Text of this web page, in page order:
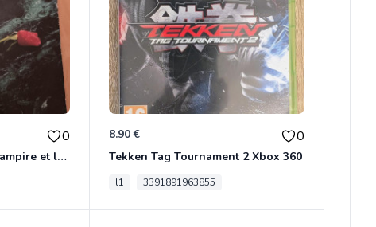
0
Écran bon état du jeu Vampire et livre de règles « la mascarade » état d’usage
8.90 € 0
Tekken Tag Tournament 2 Xbox 360
l1 3391891963855